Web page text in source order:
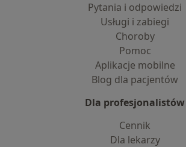
Pytania i odpowiedzi
Usługi i zabiegi
Choroby
Pomoc
Aplikacje mobilne
Blog dla pacjentów
Dla profesjonalistów
Cennik
Dla lekarzy